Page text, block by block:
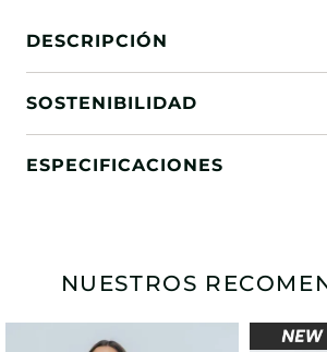
DESCRIPCIÓN
SOSTENIBILIDAD
ESPECIFICACIONES
NUESTROS